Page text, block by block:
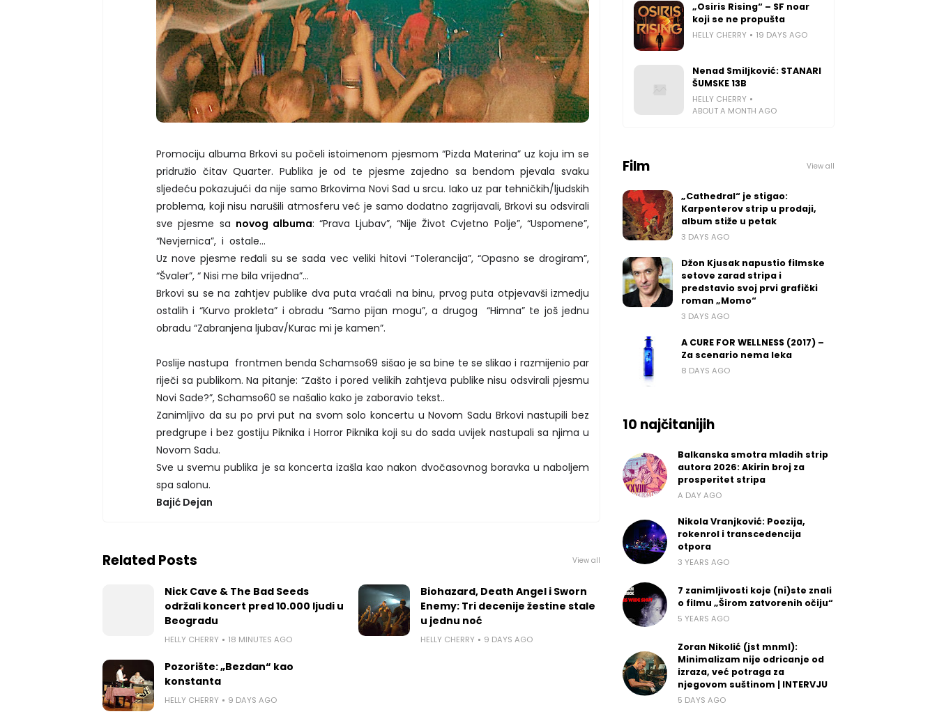
Promociju albuma Brkovi su počeli istoimenom pjesmom “Pizda Materina” uz koju im se
pridružio čitav Quarter. Publika je od te pjesme zajedno sa bendom pjevala svaku
sljedeću pokazujući da nije samo Brkovima Novi Sad u srcu. Iako uz par tehničkih/ljudskih
problema, koji nisu narušili atmosferu već je samo dodatno zagrijavali, Brkovi su odsvirali
sve pjesme sa novog albuma: “Prava Ljubav”, “Nije Život Cvjetno Polje”, “Uspomene”,
“Nevjernica”, i ostale…
Uz nove pjesme ređali su se sada vec veliki hitovi “Tolerancija”, “Opasno se drogiram”,
“Švaler”, “ Nisi me bila vrijedna”…
Brkovi su se na zahtjev publike dva puta vraćali na binu, prvog puta otpjevavši izmedju
ostalih i “Kurvo prokleta” i obradu “Samo pijan mogu”, a drugog “Himna” te još jednu
obradu “Zabranjena ljubav/Kurac mi je kamen”.
Poslije nastupa frontmen benda Schamso69 sišao je sa bine te se slikao i razmijenio par
riječi sa publikom. Na pitanje: “Zašto i pored velikih zahtjeva publike nisu odsvirali pjesmu
Novi Sade?”, Schamso60 se našalio kako je zaboravio tekst..
Zanimljivo da su po prvi put na svom solo koncertu u Novom Sadu Brkovi nastupili bez
predgrupe i bez gostiju Piknika i Horror Piknika koji su do sada uvijek nastupali sa njima u
Novom Sadu.
Sve u svemu publika je sa koncerta izašla kao nakon dvočasovnog boravka u naboljem
spa salonu.
Bajić Dejan
Related Posts View all
Nick Cave & The Bad Seeds
održali koncert pred 10.000 ljudi u
Beogradu
HELLY CHERRY 18 MINUTES AGO
Biohazard, Death Angel i Sworn
Enemy: Tri decenije žestine stale
u jednu noć
HELLY CHERRY 9 DAYS AGO
Pozorište: „Bezdan“ kao
konstanta
HELLY CHERRY 9 DAYS AGO
„Osiris Rising“ – SF noar
koji se ne propušta
HELLY CHERRY 19 DAYS AGO
Nenad Smiljković: STANARI
ŠUMSKE 13B
HELLY CHERRY
ABOUT A MONTH AGO
Film View all
„Cathedral“ je stigao:
Karpenterov strip u prodaji,
album stiže u petak
3 DAYS AGO
Džon Kjusak napustio filmske
setove zarad stripa i
predstavio svoj prvi grafički
roman „Momo“
3 DAYS AGO
A CURE FOR WELLNESS (2017) –
Za scenario nema leka
8 DAYS AGO
10 najčitanijih
Balkanska smotra mladih strip
autora 2026: Akirin broj za
prosperitet stripa
A DAY AGO
Nikola Vranjković: Poezija,
rokenrol i transcedencija
otpora
3 YEARS AGO
7 zanimljivosti koje (ni)ste znali
o filmu „Širom zatvorenih očiju“
5 YEARS AGO
Zoran Nikolić (jst mnml):
Minimalizam nije odricanje od
izraza, već potraga za
njegovom suštinom | INTERVJU
5 DAYS AGO